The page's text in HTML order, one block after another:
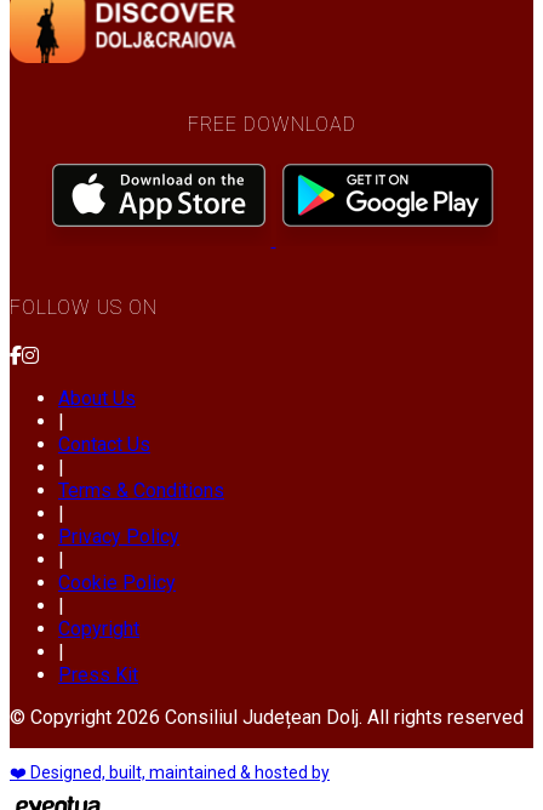
FREE DOWNLOAD
FOLLOW US ON
About Us
Contact Us
Terms & Conditions
Privacy Policy
Cookie Policy
Copyright
Press Kit
© Copyright 2026 Consiliul Județean Dolj. All rights reserved
❤️ Designed, built, maintained & hosted by